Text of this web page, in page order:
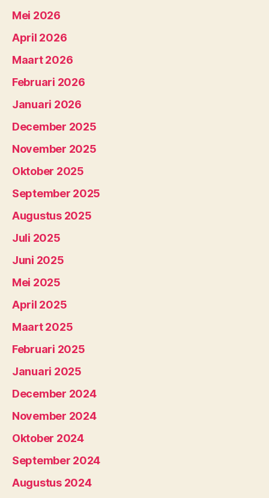
Mei 2026
April 2026
Maart 2026
Februari 2026
Januari 2026
December 2025
November 2025
Oktober 2025
September 2025
Augustus 2025
Juli 2025
Juni 2025
Mei 2025
April 2025
Maart 2025
Februari 2025
Januari 2025
December 2024
November 2024
Oktober 2024
September 2024
Augustus 2024